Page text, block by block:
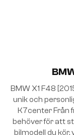
BMW X1 F48
unik och
K7center Från
behöver för att
bilmodell du